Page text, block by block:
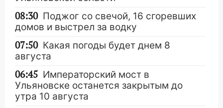
08:30 Поджог со свечой, 16 сгоревших
домов и выстрел за водку
07:50 Какая погоды будет днем 8
августа
06:45 Императорский мост в
Ульяновске останется закрытым до
утра 10 августа